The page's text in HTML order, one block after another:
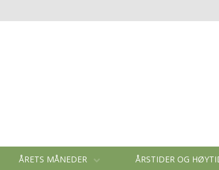
ÅRETS MÅNEDER ÅRSTIDER OG